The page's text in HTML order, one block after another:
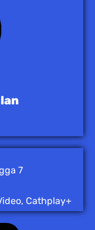
7
Cathplay+